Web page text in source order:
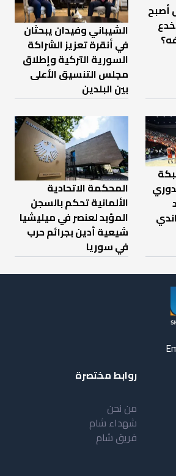
أصبح
الشيباني وفيدان يبحثان
في أنقرة تعزيز الشراكة
السورية التركية وإطلاق
مجلس التنسيق الأعلى
بين البلدين
المحكمة الاتحادية
الألمانية تحكم بالسجن
المؤبد لعنصر في ميليشيا
شيعية أدين بجرائم حرب
في سوريا
روابط مختصرة
من نحن
شهداء شام
فريق شام